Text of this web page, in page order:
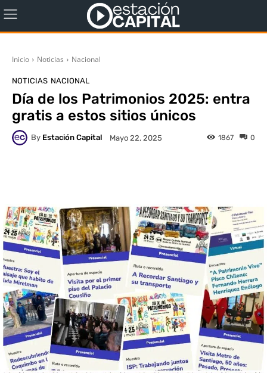
Inicio Noticias Nacional
NOTICIAS NACIONAL
Día de los Patrimonios 2025: entra
gratis a estos sitios únicos
By Estación Capital Mayo 22, 2025 0
1867